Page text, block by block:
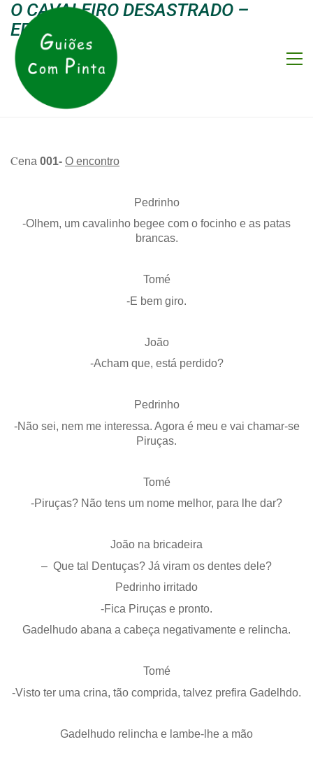
O CAVALEIRO DESASTRADO –
EPISÓDIO 2
Cena 001- O encontro
Pedrinho
-Olhem, um cavalinho begee com o focinho e as patas
brancas.
Tomé
-E bem giro.
João
-Acham que, está perdido?
Pedrinho
-Não sei, nem me interessa. Agora é meu e vai chamar-se
Piruças.
Tomé
-Piruças? Não tens um nome melhor, para lhe dar?
João na bricadeira
– Que tal Dentuças? Já viram os dentes dele?
Pedrinho irritado
-Fica Piruças e pronto.
Gadelhudo abana a cabeça negativamente e relincha.
Tomé
-Visto ter uma crina, tão comprida, talvez prefira Gadelhdo.
Gadelhudo relincha e lambe-lhe a mão